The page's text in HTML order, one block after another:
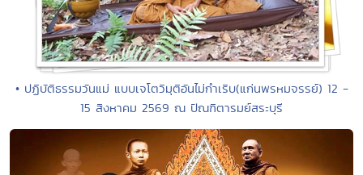
• ปฏิบัติธรรมวันแม่ แบบเจโตวิมุติอันไม่กำเริบ(แก่นพรหมจรรย์) 12 -
15 สิงหาคม 2569 ณ ปัณฑิตารมย์สระบุรี